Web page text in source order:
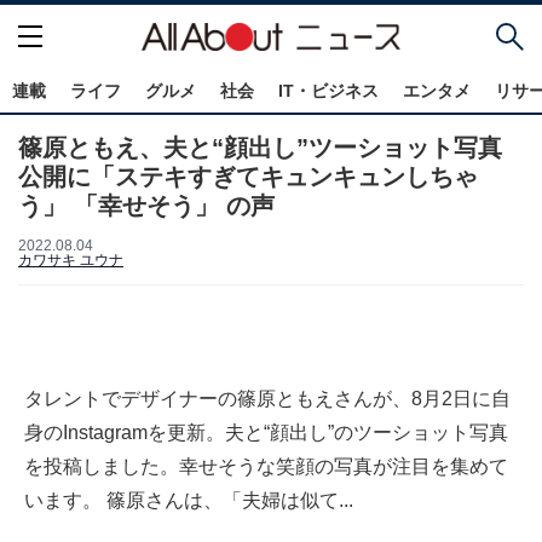
連載 ライフ グルメ 社会 IT・ビジネス エンタメ リサ
篠原ともえ、夫と“顔出し”ツーショット写真
公開に「ステキすぎてキュンキュンしちゃ
う」 「幸せそう」 の声
2022.08.04
カワサキ ユウナ
タレントでデザイナーの篠原ともえさんが、8月2日に自
身のInstagramを更新。夫と“顔出し”のツーショット写真
を投稿しました。幸せそうな笑顔の写真が注目を集めて
います。 篠原さんは、「夫婦は似て...